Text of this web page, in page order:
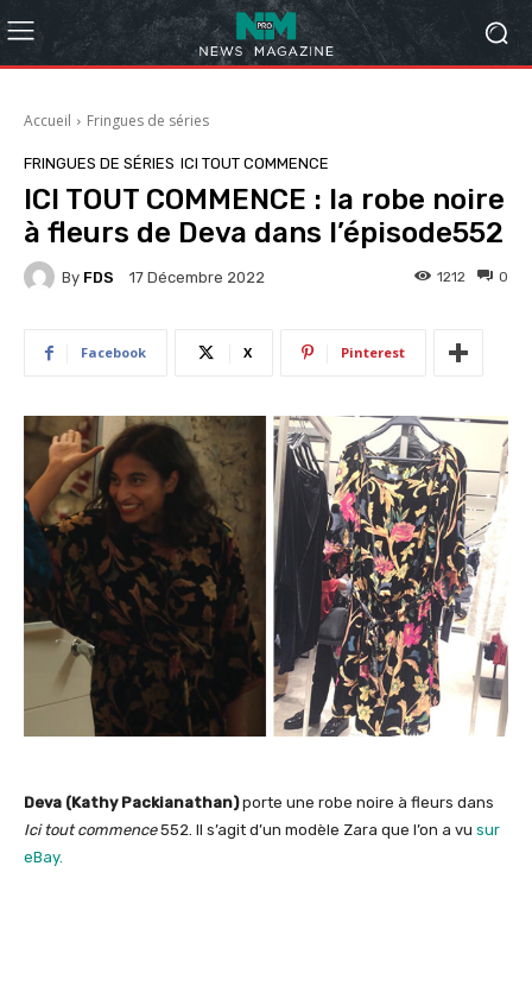
Accueil Fringues de séries
FRINGUES DE SÉRIES ICI TOUT COMMENCE
ICI TOUT COMMENCE : la robe noire
à fleurs de Deva dans l’épisode552
By FDS 17 Décembre 2022 0
1212
Facebook X Pinterest
Deva (Kathy Packianathan)porte une robe noire à fleurs dans
Ici tout commence552. Il s’agit d’un modèle Zara que l’on a vu sur
eBay.